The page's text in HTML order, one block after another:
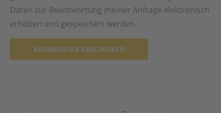
Daten zur Beantwortung meiner Anfrage elektronisch
erhoben und gespeichert werden.